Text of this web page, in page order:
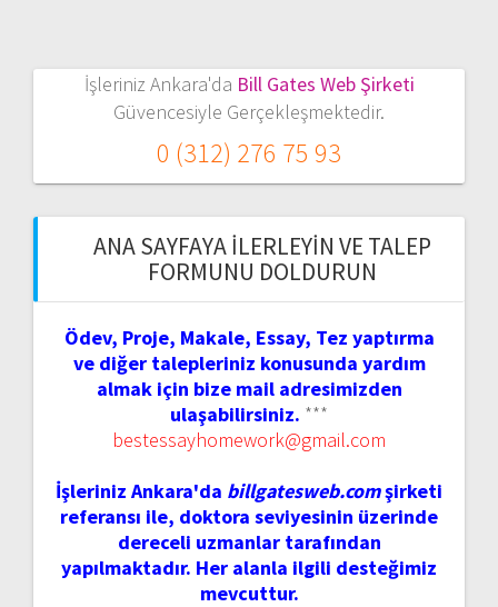
İşleriniz Ankara'da Bill Gates Web Şirketi
Güvencesiyle Gerçekleşmektedir.
0 (312) 276 75 93
ANA SAYFAYA İLERLEYIN VE TALEP
FORMUNU DOLDURUN
Ödev, Proje, Makale, Essay, Tez yaptırma
ve diğer talepleriniz konusunda yardım
almak için bize mail adresimizden
ulaşabilirsiniz. ***
bestessayhomework@gmail.com
İşleriniz Ankara'da billgatesweb.comşirketi
referansı ile, doktora seviyesinin üzerinde
dereceli uzmanlar tarafından
yapılmaktadır. Her alanla ilgili desteğimiz
mevcuttur.